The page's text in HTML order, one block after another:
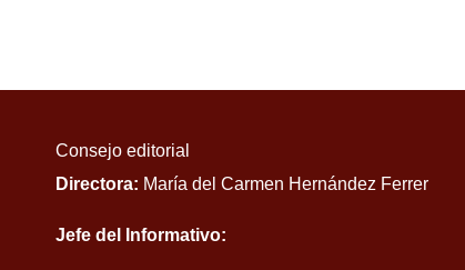
Consejo editorial
Directora: María del Carmen Hernández Ferrer
Jefe del Informativo: